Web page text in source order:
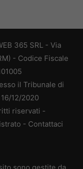
365 SRL - Via
- Codice Fiscale
il Tribunale di
12/2020
riservati -
- Contattaci
sono gestite da